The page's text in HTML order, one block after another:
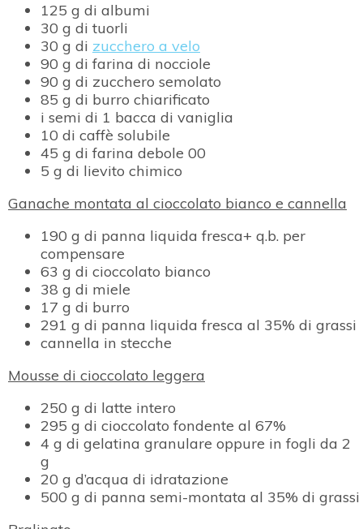
125 g di albumi
30 g di tuorli
30 g di zucchero a velo
90 g di farina di nocciole
90 g di zucchero semolato
85 g di burro chiarificato
i semi di 1 bacca di vaniglia
10 di caffè solubile
45 g di farina debole 00
5 g di lievito chimico
Ganache montata al cioccolato bianco e cannella
190 g di panna liquida fresca+ q.b. per
compensare
63 g di cioccolato bianco
38 g di miele
17 g di burro
291 g di panna liquida fresca al 35% di grassi
cannella in stecche
Mousse di cioccolato leggera
250 g di latte intero
295 g di cioccolato fondente al 67%
4 g di gelatina granulare oppure in fogli da 2
g
20 g d’acqua di idratazione
500 g di panna semi-montata al 35% di grassi